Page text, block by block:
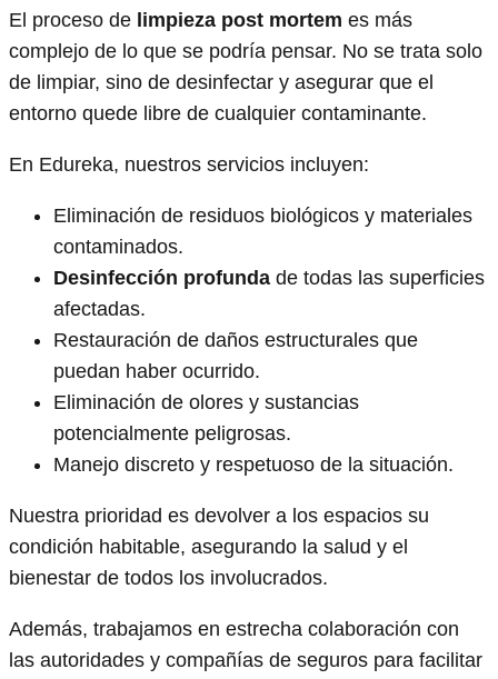
El proceso de limpieza post mortem es más
complejo de lo que se podría pensar. No se trata solo
de limpiar, sino de desinfectar y asegurar que el
entorno quede libre de cualquier contaminante.
En Edureka, nuestros servicios incluyen:
Eliminación de residuos biológicos y materiales
contaminados.
Desinfección profunda de todas las superficies
afectadas.
Restauración de daños estructurales que
puedan haber ocurrido.
Eliminación de olores y sustancias
potencialmente peligrosas.
Manejo discreto y respetuoso de la situación.
Nuestra prioridad es devolver a los espacios su
condición habitable, asegurando la salud y el
bienestar de todos los involucrados.
Además, trabajamos en estrecha colaboración con
las autoridades y compañías de seguros para facilitar